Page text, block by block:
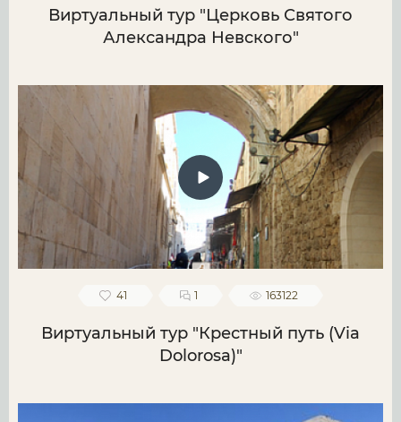
Виртуальный тур "Церковь Святого
Александра Невского"
41 1 163122
Виртуальный тур "Крестный путь (Via
Dolorosa)"